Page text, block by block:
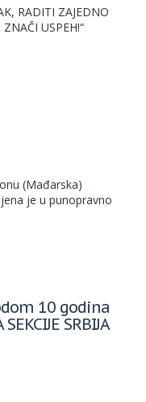
RADITI ZAJEDNO
USPEH!“
(Mađarska)
je u punopravno
10 godina
SRBIJA